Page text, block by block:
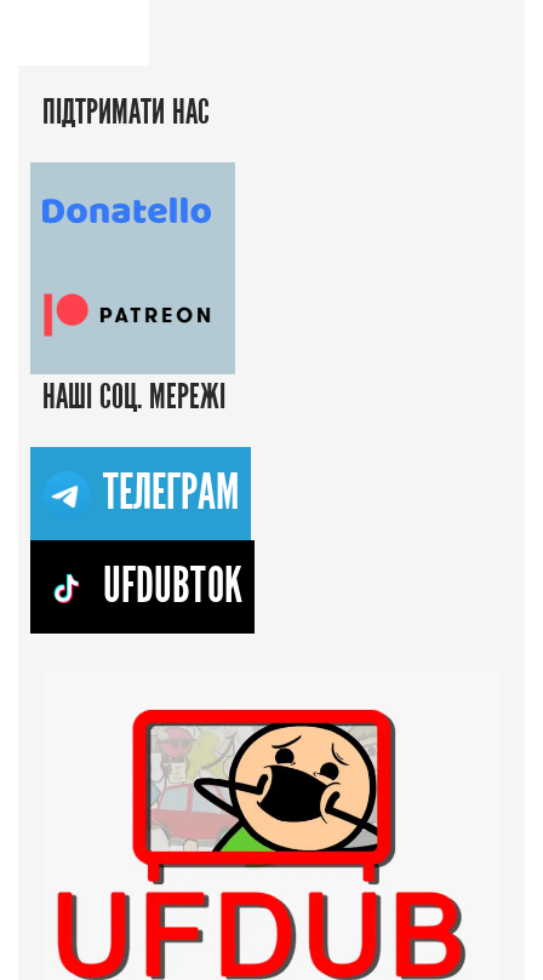
ПІДТРИМАТИ НАС
НАШІ СОЦ. МЕРЕЖІ
ТЕЛЕГРАМ
UFDUBTOK